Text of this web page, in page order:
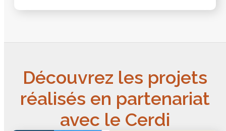
Découvrez les projets
réalisés en partenariat
avec le Cerdi